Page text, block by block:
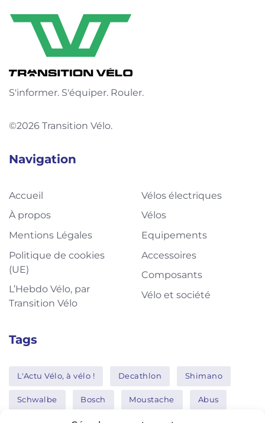
S'informer. S'équiper. Rouler.
©2026 Transition Vélo.
Navigation
Accueil
À propos
Mentions Légales
Politique de cookies
(UE)
L’Hebdo Vélo, par
Transition Vélo
Vélos électriques
Vélos
Equipements
Accessoires
Composants
Vélo et société
Tags
L'Actu Vélo, à vélo ! Decathlon Shimano
Schwalbe Bosch Moustache Abus